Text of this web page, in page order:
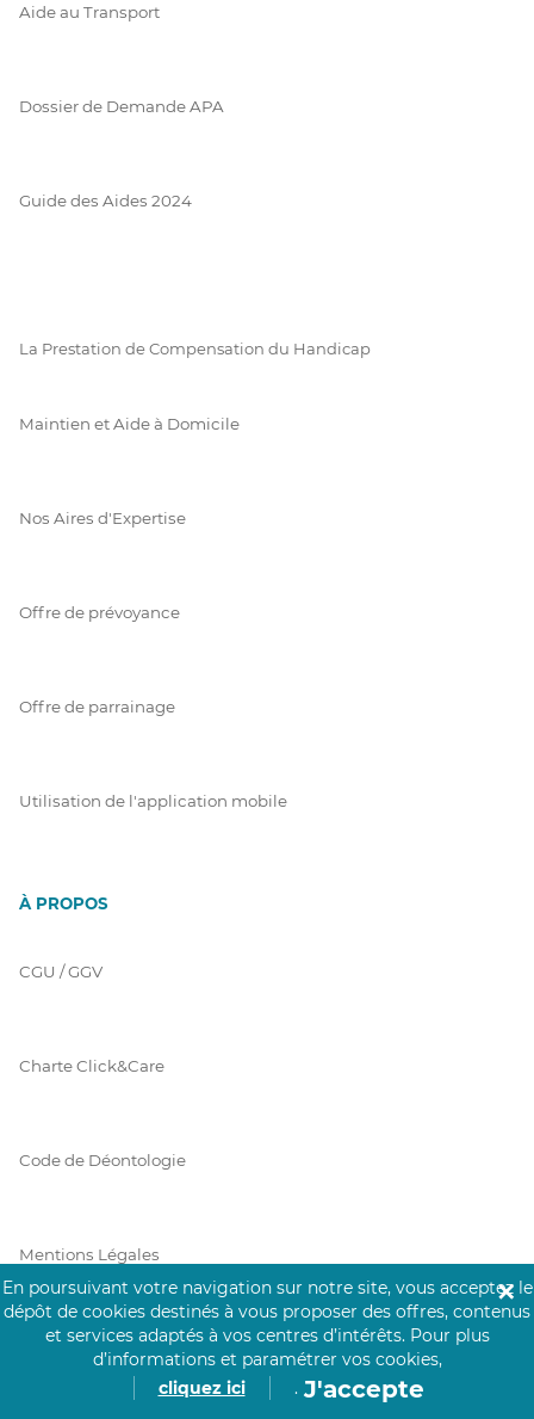
Aide au Transport
Dossier de Demande APA
Guide des Aides 2024
La Prestation de Compensation du Handicap
Maintien et Aide à Domicile
Nos Aires d'Expertise
Offre de prévoyance
Offre de parrainage
Utilisation de l'application mobile
À PROPOS
CGU / GGV
Charte Click&Care
Code de Déontologie
Mentions Légales
Prérequis Click&Care
En poursuivant votre navigation sur notre site, vous acceptez le
dépôt de cookies destinés à vous proposer des offres, contenus
et services adaptés à vos centres d’intérêts. Pour plus
d’informations et paramétrer vos cookies,
cliquez ici
. J'accepte
✕